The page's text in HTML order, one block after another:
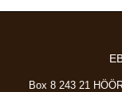
Box 8 243 21